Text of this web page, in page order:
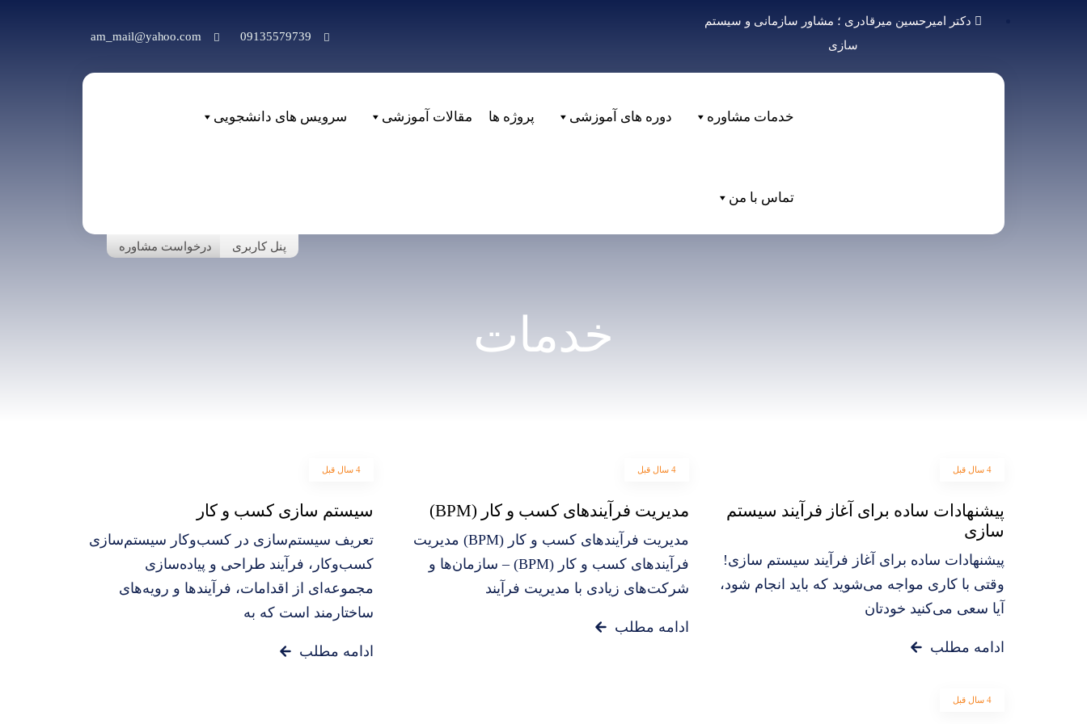
دکتر امیرحسین میرقادری ؛ مشاور سازمانی و سیستم
سازی
09135579739
am_mail@yahoo.com
خدمات مشاوره دوره های آموزشی پروژه ها مقالات آموزشی سرویس های دانشجویی
تماس با من
پنل کاربری درخواست مشاوره
خدمات
4 سال قبل
پیشنهادات ساده برای آغاز فرآیند سیستم‌
سازی
پیشنهادات ساده برای آغاز فرآیند سیستم‌ سازی!
وقتی با کاری مواجه می‌شوید که باید انجام شود،
آیا سعی می‌کنید خودتان
ادامه مطلب
4 سال قبل
مدیریت فرآیندهای کسب و کار (BPM)
مدیریت فرآیندهای کسب و کار (BPM) مدیریت
فرآیندهای کسب و کار (BPM) – سازمان‌ها و
شرکت‌های زیادی با مدیریت فرآیند
ادامه مطلب
4 سال قبل
سیستم سازی کسب و کار
تعریف سیستم‌سازی در کسب‌وکار سیستم‌سازی
کسب‌وکار، فرآیند طراحی و پیاده‌سازی
مجموعه‌ای از اقدامات، فرآیندها و رویه‌های
ساختارمند است که به
ادامه مطلب
4 سال قبل